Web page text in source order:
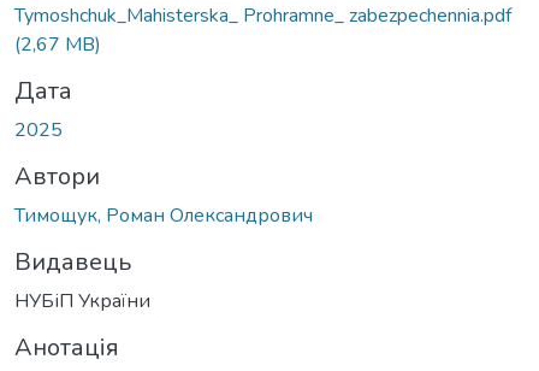
Tymoshchuk_Mahisterska_ Prohramne_ zabezpechennia.pdf
(2,67 MB)
Дата
2025
Автори
Тимощук, Роман Олександрович
Видавець
НУБіП України
Анотація